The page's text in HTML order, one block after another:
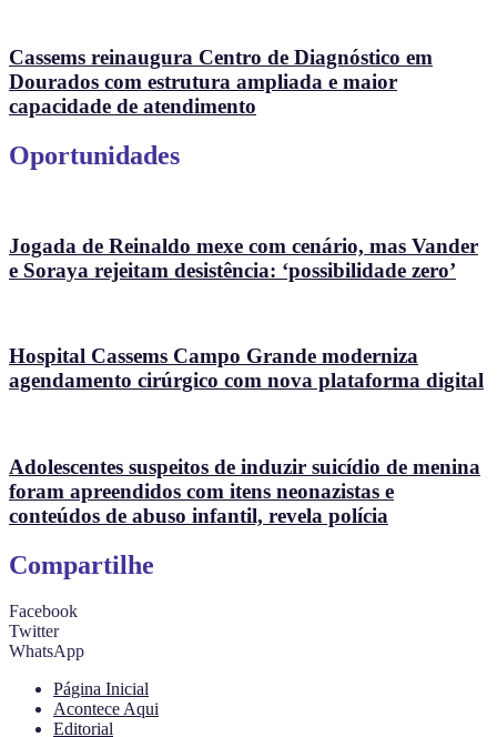
Cassems reinaugura Centro de Diagnóstico em
Dourados com estrutura ampliada e maior
capacidade de atendimento
Oportunidades
Jogada de Reinaldo mexe com cenário, mas Vander
e Soraya rejeitam desistência: ‘possibilidade zero’
Hospital Cassems Campo Grande moderniza
agendamento cirúrgico com nova plataforma digital
Adolescentes suspeitos de induzir suicídio de menina
foram apreendidos com itens neonazistas e
conteúdos de abuso infantil, revela polícia
Compartilhe
Facebook
Twitter
WhatsApp
Página Inicial
Acontece Aqui
Editorial